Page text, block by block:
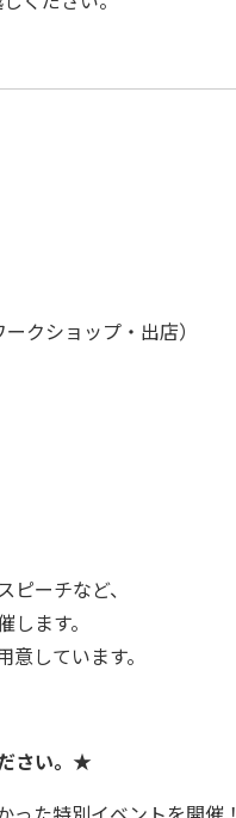
クショップ・出店）
ーチなど、
ます。
しています。
さい。★